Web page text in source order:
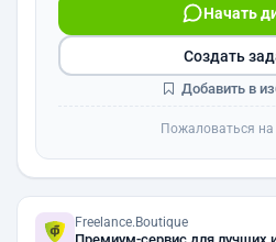
Начать
Создать
Добавить в
Пожаловаться
Freelance.Boutique